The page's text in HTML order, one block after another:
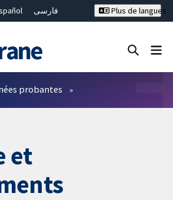
فارسی
繁體中文
Plus de langues
probantes
et